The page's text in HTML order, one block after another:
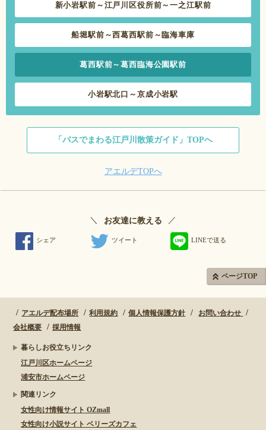
新小岩駅前～江戸川区役所前～一之江駅前
船堀駅前～西葛西駅前～臨海車庫
葛西駅前～葛西臨海公園駅前
小岩駅北口～京成小岩駅
「バスでまわる江戸川散策ガイド」TOPへ
アエルデTOPへ
＼ お友達に教える ／
シェア ツイート LINEで送る
ページTOP
アエルデ配布場所 利用規約 個人情報保護方針
お問い合わせ
会社概要
採用情報
暮らしお役立ちリンク
江戸川区ホームページ
浦安市ホームページ
関連リンク
女性向け情報サイト OZmall
女性向け小説サイト ベリーズカフェ